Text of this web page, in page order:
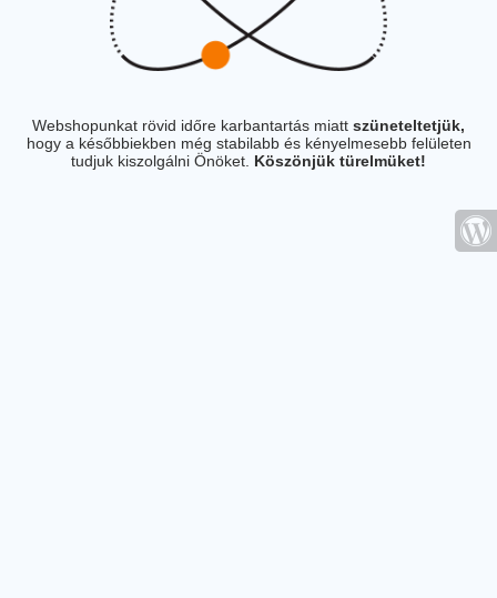
Webshopunkat rövid időre karbantartás miatt szüneteltetjük,
hogy a későbbiekben még stabilabb és kényelmesebb felületen
tudjuk kiszolgálni Önöket. Köszönjük türelmüket!